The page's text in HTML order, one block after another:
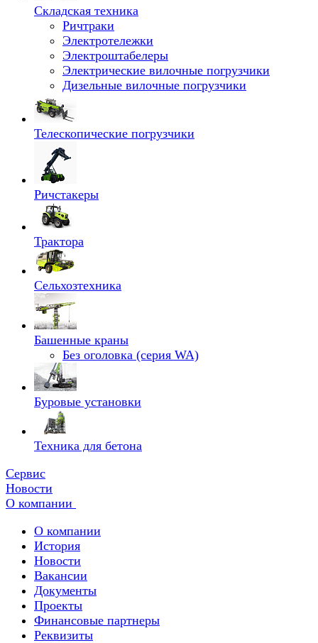
Складская техника
Ричтраки
Электротележки
Электроштабелеры
Электрические вилочные погрузчики
Дизельные вилочные погрузчики
Телескопические погрузчики
Ричстакеры
Трактора
Сельхозтехника
Башенные краны
Без оголовка (серия WA)
Буровые установки
Техника для бетона
Сервис
Новости
О компании
О компании
История
Новости
Вакансии
Документы
Проекты
Финансовые партнеры
Реквизиты